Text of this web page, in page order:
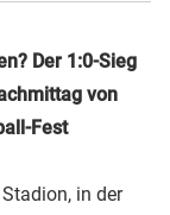
Der 1:0-Sieg
von
Fest
in der